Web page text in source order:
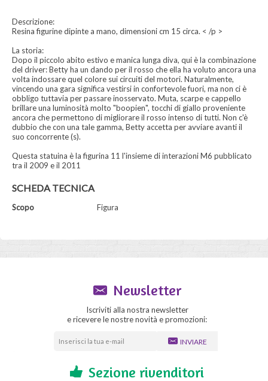
Descrizione:
Resina figurine dipinte a mano, dimensioni cm 15 circa. < /p >
La storia:
Dopo il piccolo abito estivo e manica lunga diva, qui è la combinazione
del driver: Betty ha un dando per il rosso che ella ha voluto ancora una
volta indossare quel colore sui circuiti del motori. Naturalmente,
vincendo una gara significa vestirsi in confortevole fuori, ma non ci è
obbligo tuttavia per passare inosservato. Muta, scarpe e cappello
brillare una luminosità molto "boopien", tocchi di giallo proveniente
ancora che permettono di migliorare il rosso intenso di tutti. Non c'è
dubbio che con una tale gamma, Betty accetta per avviare avanti il
suo concorrente (s).
Questa statuina è la figurina 11 l'insieme di interazioni M6 pubblicato
tra il 2009 e il 2011
SCHEDA TECNICA
Scopo Figura
Newsletter
Iscriviti alla nostra newsletter
e ricevere le nostre novità e promozioni:
INVIARE
Sezione rivenditori